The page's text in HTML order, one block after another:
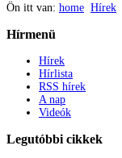
Ön itt van: home Hírek
Hírmenü
Hírek
Hírlista
RSS hírek
A nap
Videók
Legutóbbi cikkek